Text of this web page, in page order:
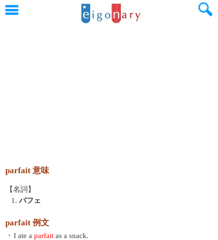
parfait 意味
【名詞】
1. パフェ
parfait 例文
・ I ate a parfait as a snack.